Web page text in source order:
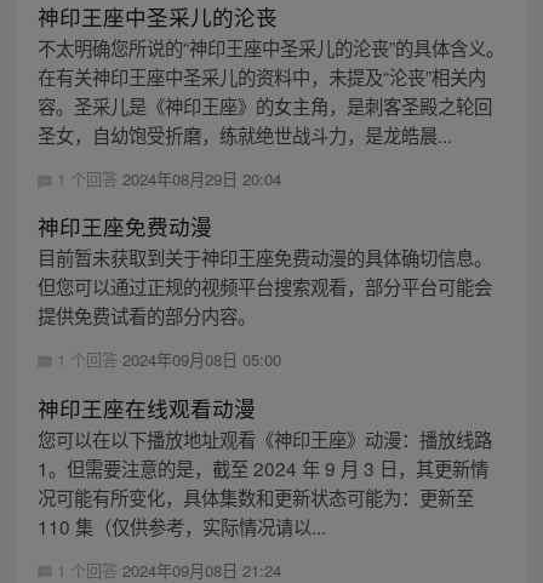
神印王座中圣采儿的沦丧
不太明确您所说的“神印王座中圣采儿的沦丧”的具体含义。
在有关神印王座中圣采儿的资料中，未提及“沦丧”相关内
容。圣采儿是《神印王座》的女主角，是刺客圣殿之轮回
圣女，自幼饱受折磨，练就绝世战斗力，是龙皓晨...
1 个回答 2024年08月29日 20:04
神印王座免费动漫
目前暂未获取到关于神印王座免费动漫的具体确切信息。
但您可以通过正规的视频平台搜索观看，部分平台可能会
提供免费试看的部分内容。
1 个回答 2024年09月08日 05:00
神印王座在线观看动漫
您可以在以下播放地址观看《神印王座》动漫：播放线路
1。但需要注意的是，截至 2024 年 9 月 3 日，其更新情
况可能有所变化，具体集数和更新状态可能为：更新至
110 集（仅供参考，实际情况请以...
1 个回答 2024年09月08日 21:24